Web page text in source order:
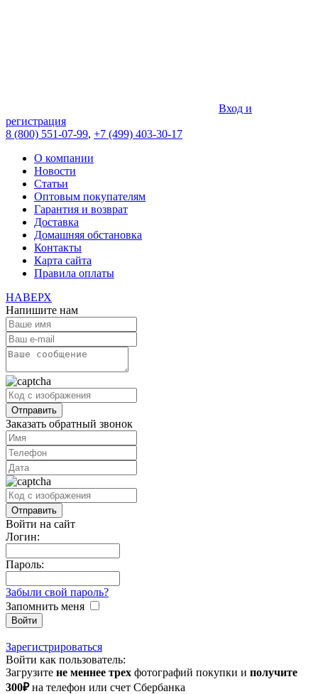
Вход и
регистрация
8 (800) 551-07-99, +7 (499) 403-30-17
О компании
Новости
Статьи
Оптовым покупателям
Гарантия и возврат
Доставка
Домашняя обстановка
Контакты
Карта сайта
Правила оплаты
НАВЕРХ
Напишите нам
Заказать обратный звонок
Войти на сайт
Логин:
Пароль:
Забыли свой пароль?
Запомнить меня
Зарегистрироваться
Войти как пользователь:
Загрузите не меннее трех фотографий покупки и получите
300₽на телефон или счет Сбербанка